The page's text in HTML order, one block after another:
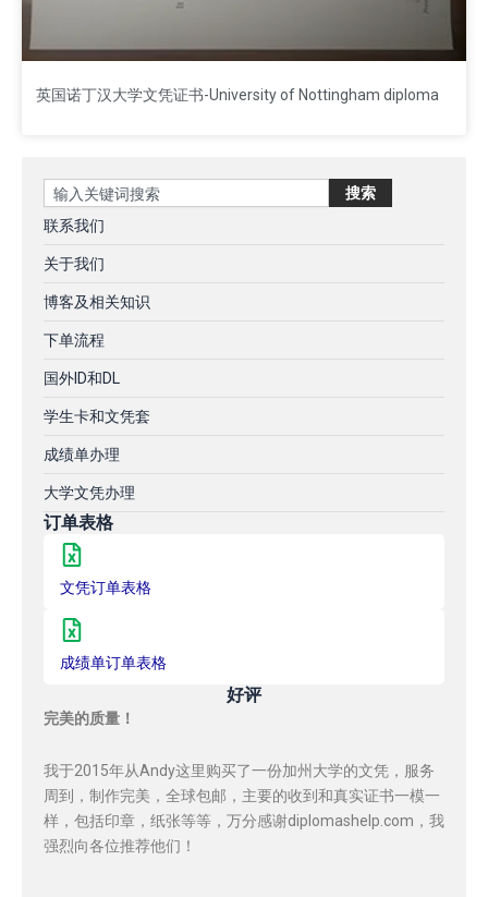
英国诺丁汉大学文凭证书-University of Nottingham diploma
Search 搜索
联系我们
关于我们
博客及相关知识
下单流程
国外ID和DL
学生卡和文凭套
成绩单办理
大学文凭办理
订单表格
文凭订单表格
成绩单订单表格
好评
完美的质量！
我于2015年从Andy这里购买了一份加州大学的文凭，服务
周到，制作完美，全球包邮，主要的收到和真实证书一模一
样，包括印章，纸张等等，万分感谢diplomashelp.com，我
强烈向各位推荐他们！